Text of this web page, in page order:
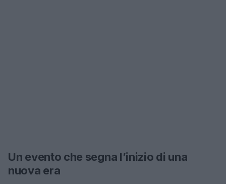
Un evento che segna l’inizio di una
nuova era